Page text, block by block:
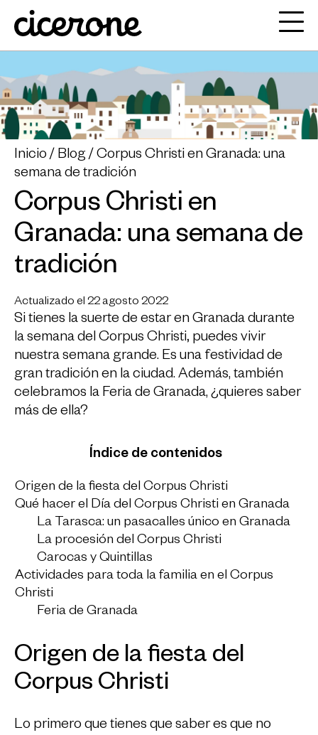
Inicio Blog
Corpus Christi en Granada: una
semana de tradición
Corpus Christi en
Granada: una semana de
tradición
Actualizado el 22 agosto 2022
Si tienes la suerte de estar en Granada durante
la semana del Corpus Christi, puedes vivir
nuestra semana grande. Es una festividad de
gran tradición en la ciudad. Además, también
celebramos la Feria de Granada, ¿quieres saber
más de ella?
Índice de contenidos
Origen de la fiesta del Corpus Christi
Qué hacer el Día del Corpus Christi en Granada
La Tarasca: un pasacalles único en Granada
La procesión del Corpus Christi
Carocas y Quintillas
Actividades para toda la familia en el Corpus
Christi
Feria de Granada
Origen de la fiesta del
Corpus Christi
Lo primero que tienes que saber es que no